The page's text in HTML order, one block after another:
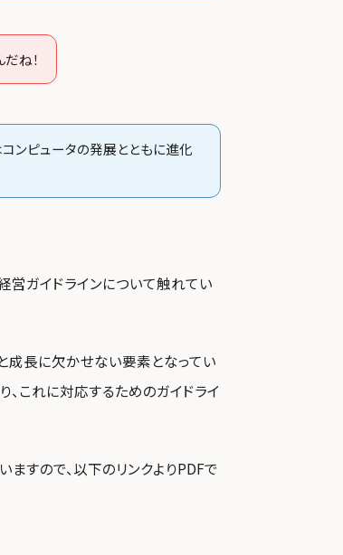
ね！
ンピュータの発展とともに進化
営ガイドラインについて触れてい
成長に欠かせない要素となってい
、これに対応するためのガイドライ
すので、以下のリンクよりPDFで